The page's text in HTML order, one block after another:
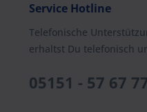
Service Hotline
Telefonische
erhaltst Du telefonisch
05151 - 57 67